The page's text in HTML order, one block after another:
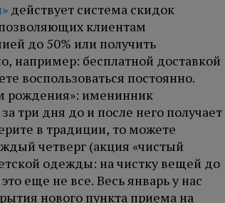
действует система скидок
клиентам
до 50% или получить
например: бесплатной доставкой
воспользоваться постоянно.
рождения»: именинник
три дня до и после него получает
в традиции, то можете
четверг (акция «чистый
одежды: на чистку вещей до
еще не все. Весь январь у нас
нового пункта приема на